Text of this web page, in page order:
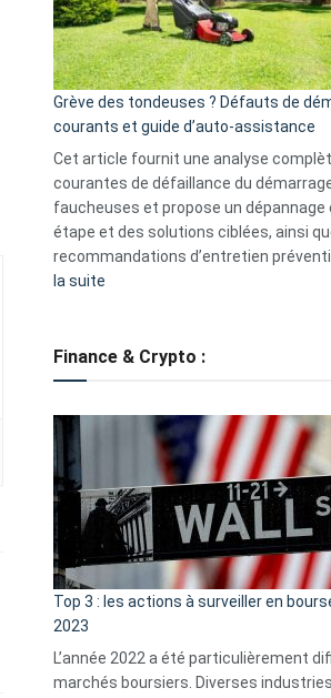
?
5
avantages
essentiels
de
la
S330
eufy
Grève des tondeuses ? Défauts de
courants et guide d’auto-assistance
Cet article fournit une analyse
courantes de défaillance du
faucheuses et propose un dépannage
étape et des solutions ciblées, ainsi
recommandations d’entretien
la suite
tondeuses
démarrage
courants
et
guide
d’auto-
assistance
Finance & Crypto :
Top 3 : les actions à surveiller en
2023
L’année 2022 a été particulièrement
marchés boursiers. Diverses